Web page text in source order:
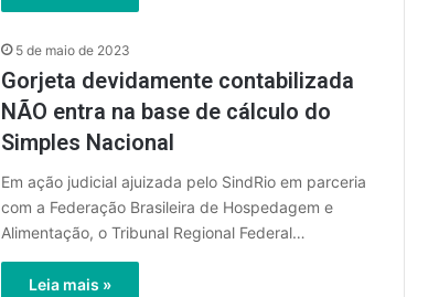
5 de maio de 2023
Gorjeta devidamente contabilizada
NÃO entra na base de cálculo do
Simples Nacional
Em ação judicial ajuizada pelo SindRio em parceria
com a Federação Brasileira de Hospedagem e
Alimentação, o Tribunal Regional Federal…
Leia mais »